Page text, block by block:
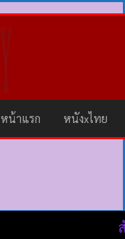
หน้าแรก หนังxไทย